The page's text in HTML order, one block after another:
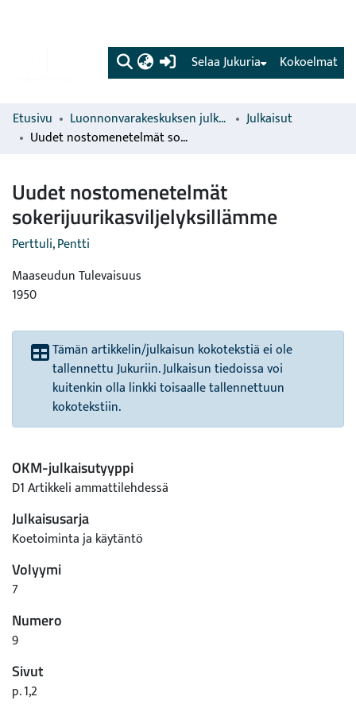
(current) Kokoelmat
Selaa Jukuria
Etusivu Luonnonvarakeskuksen julkaisut
Julkaisut
Uudet nostomenetelmät sokerijuurikasviljelyksillämme
Uudet nostomenetelmät
sokerijuurikasviljelyksillämme
Perttuli, Pentti
Maaseudun Tulevaisuus
1950
Tämän artikkelin/julkaisun kokotekstiä ei ole
tallennettu Jukuriin. Julkaisun tiedoissa voi
kuitenkin olla linkki toisaalle tallennettuun
kokotekstiin.
OKM-julkaisutyyppi
D1 Artikkeli ammattilehdessä
Julkaisusarja
Koetoiminta ja käytäntö
Volyymi
7
Numero
9
Sivut
p. 1,2